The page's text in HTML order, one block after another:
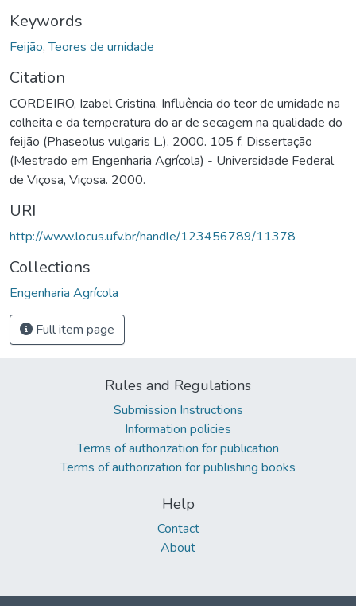
Keywords
Feijão,Teores de umidade
Citation
CORDEIRO, Izabel Cristina. Influência do teor de umidade na
colheita e da temperatura do ar de secagem na qualidade do
feijão (Phaseolus vulgaris L.). 2000. 105 f. Dissertação
(Mestrado em Engenharia Agrícola) - Universidade Federal
de Viçosa, Viçosa. 2000.
URI
http://www.locus.ufv.br/handle/123456789/11378
Collections
Engenharia Agrícola
Full item page
Rules and Regulations
Submission Instructions
Information policies
Terms of authorization for publication
Terms of authorization for publishing books
Help
Contact
About